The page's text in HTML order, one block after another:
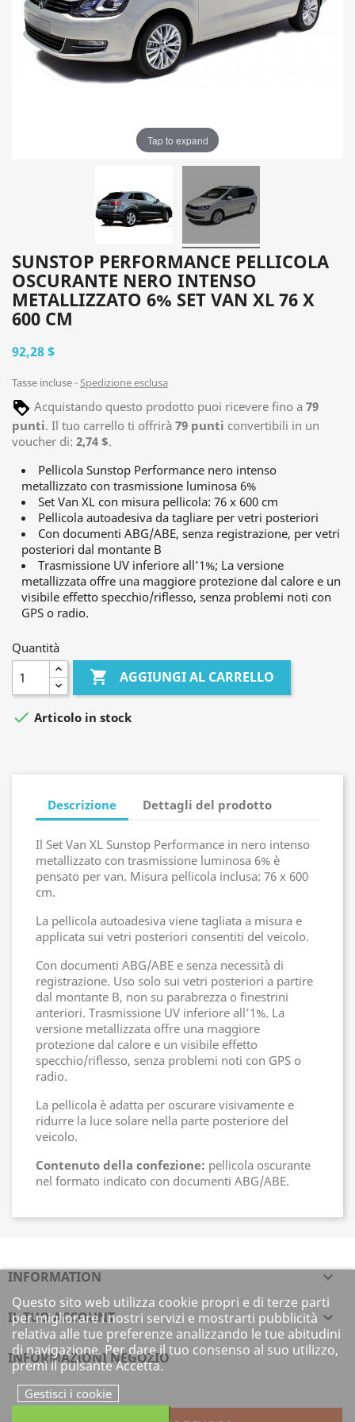
Tap to expand
SUNSTOP PERFORMANCE PELLICOLA
OSCURANTE NERO INTENSO
METALLIZZATO 6% SET VAN XL 76 X
600 CM
92,28 $
Tasse incluse Spedizione esclusa
Acquistando questo prodotto puoi ricevere fino a 79
punti. Il tuo carrello ti offrirà 79 punti convertibili in un
voucher di: 2,74 $.
Pellicola Sunstop Performance nero intenso
metallizzato con trasmissione luminosa 6%
Set Van XL con misura pellicola: 76 x 600 cm
Pellicola autoadesiva da tagliare per vetri posteriori
Con documenti ABG/ABE, senza registrazione, per vetri
posteriori dal montante B
Trasmissione UV inferiore all’1%; La versione
metallizzata offre una maggiore protezione dal calore e un
visibile effetto specchio/riflesso, senza problemi noti con
GPS o radio.
Quantità
 AGGIUNGI AL CARRELLO
 Articolo in stock
Descrizione Dettagli del prodotto
Il Set Van XL Sunstop Performance in nero intenso
metallizzato con trasmissione luminosa 6% è
pensato per van. Misura pellicola inclusa: 76 x 600
cm.
La pellicola autoadesiva viene tagliata a misura e
applicata sui vetri posteriori consentiti del veicolo.
Con documenti ABG/ABE e senza necessità di
registrazione. Uso solo sui vetri posteriori a partire
dal montante B, non su parabrezza o finestrini
anteriori. Trasmissione UV inferiore all’1%. La
versione metallizzata offre una maggiore
protezione dal calore e un visibile effetto
specchio/riflesso, senza problemi noti con GPS o
radio.
La pellicola è adatta per oscurare visivamente e
ridurre la luce solare nella parte posteriore del
veicolo.
Contenuto della confezione: pellicola oscurante
nel formato indicato con documenti ABG/ABE.
INFORMATION 
IL TUO ACCOUNT 
INFORMAZIONI NEGOZIO
Questo sito web utilizza cookie propri e di terze parti
per migliorare i nostri servizi e mostrarti pubblicità
relativa alle tue preferenze analizzando le tue abitudini
di navigazione. Per dare il tuo consenso al suo utilizzo,
premi il pulsante Accetta.
Gestisci i cookie